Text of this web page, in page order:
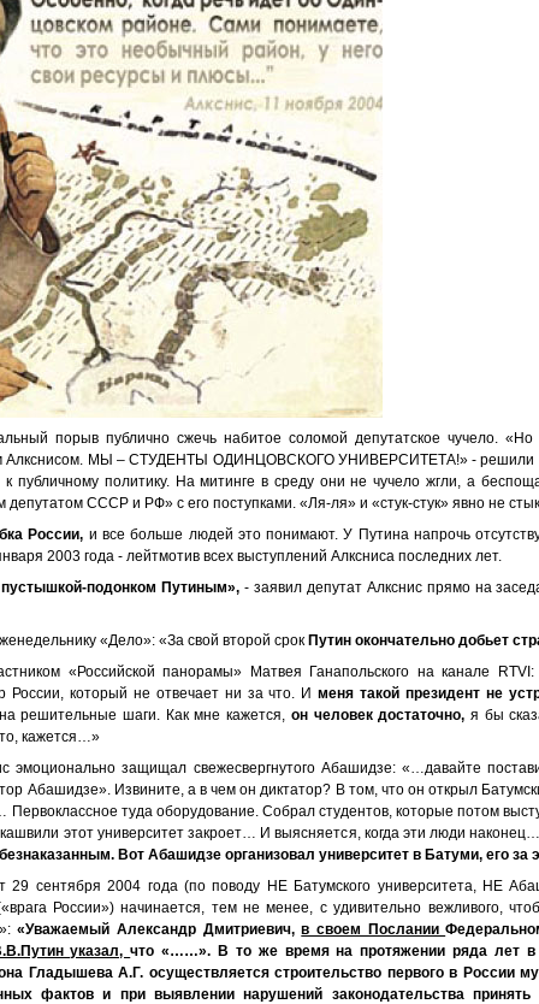
порыв публично сжечь набитое соломой депутатское чучело.
Алкснисом. МЫ – СТУДЕНТЫ ОДИНЦОВСКОГО УНИВЕРСИТЕТА!» - решили
публичному политику. На митинге в среду они не чучело жгли, а
СССР и РФ» с его поступками. «Ля-ля» и «стук-стук» явно не
России, и все больше людей это понимают. У Путина напрочь
2003 года - лейтмотив всех выступлений Алксниса последних лет.
пустышкой-подонком Путиным»,- заявил депутат Алкснис прямо на
«Дело»: «За свой второй срок Путин окончательно добьет
«Российской панорамы» Матвея Ганапольского на канале
России, который не отвечает ни за что. Именя такой президент не
решительные шаги. Как мне кажется, он человек достаточно, я бы
кажется…»
защищал свежесвергнутого Абашидзе: «…давайте
Абашидзе». Извините, а в чем он диктатор? В том, что он открыл
туда оборудование. Собрал студентов, которые потом
этот университет закроет… И выясняется, когда эти люди
Вот Абашидзе организовал университет в Батуми, его за
29 сентября 2004 года (по поводу НЕ Батумского университета, НЕ
России») начинается, тем не менее, с удивительно вежливого,
«Уважаемый Александр Дмитриевич,в своем Послании
указал,что «……». В то же время на протяжении ряда лет в
Гладышева А.Г. осуществляется строительство первого в России
фактов и при выявлении нарушений законодательства